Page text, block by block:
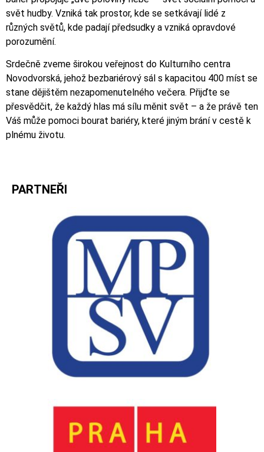
svět hudby. Vzniká tak prostor, kde se setkávají lidé z
různých světů, kde padají předsudky a vzniká opravdové
porozumění.
Srdečně zveme širokou veřejnost do Kulturního centra
Novodvorská, jehož bezbariérový sál s kapacitou 400 míst se
stane dějištěm nezapomenutelného večera. Přijďte se
přesvědčit, že každý hlas má sílu měnit svět – a že právě ten
Váš může pomoci bourat bariéry, které jiným brání v cestě k
plnému životu.
PARTNEŘI